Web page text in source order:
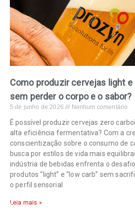
Como produzir cervejas light e
sem perder o corpo e o sabor?
5 de junho de 2026 Nenhum comentário
É possível produzir cervejas zero
alta eficiência fermentativa? Com a
conscientização sobre o consumo de
busca por estilos de vida mais
indústria de bebidas enfrenta o
produtos “light” e “low carb” sem
o perfil sensorial
Leia mais »